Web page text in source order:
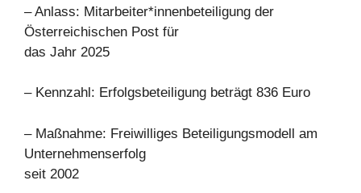
– Anlass: Mitarbeiter*innenbeteiligung der
Österreichischen Post für
das Jahr 2025
– Kennzahl: Erfolgsbeteiligung beträgt 836 Euro
– Maßnahme: Freiwilliges Beteiligungsmodell am
Unternehmenserfolg
seit 2002